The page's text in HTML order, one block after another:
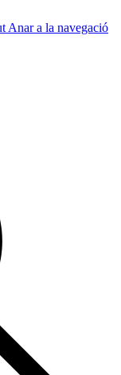
Anar a la navegació